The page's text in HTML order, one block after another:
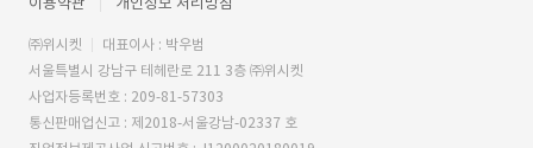
㈜위시켓
대표이사 : 박우범
서울특별시 강남구 테헤란로 211 3층 ㈜위시켓
사업자등록번호 : 209-81-57303
통신판매업신고 : 제2018-서울강남-02337 호